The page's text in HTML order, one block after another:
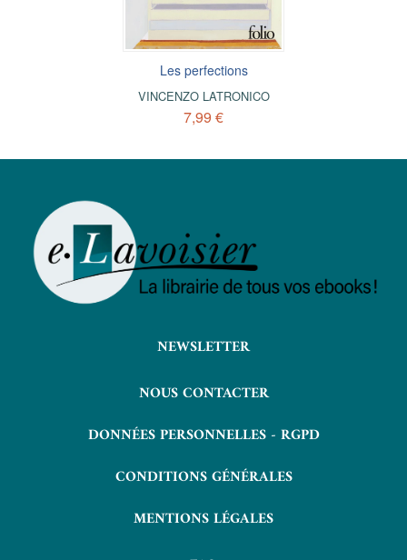
Les perfections
VINCENZO LATRONICO
7,99 €
NEWSLETTER
NOUS CONTACTER
DONNÉES PERSONNELLES - RGPD
CONDITIONS GÉNÉRALES
MENTIONS LÉGALES